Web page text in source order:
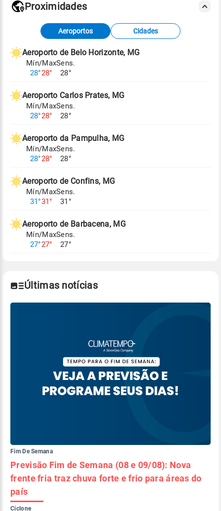
Fonte: dados combinados de estações
meteorológicas e satélite do Centro de Previsão
de Tempo e Estudos Climáticos (CPTEC).
Para obter mais informações sobre os dados
Proximidades
Aeroportos Cidades
Aeroporto de Belo Horizonte, MG
Mín/Max
28°28°
Sens.
28°
Aeroporto Carlos Prates, MG
Mín/Max
28°28°
Sens.
28°
Aeroporto da Pampulha, MG
Mín/Max
28°28°
Sens.
28°
Aeroporto de Confins, MG
Mín/Max
31°31°
Sens.
31°
Aeroporto de Barbacena, MG
Mín/Max
27°27°
Sens.
27°
Últimas notícias
Fim De Semana
Previsão Fim de Semana (08 e 09/08): Nova
frente fria traz chuva forte e frio para áreas do
país
Ciclone